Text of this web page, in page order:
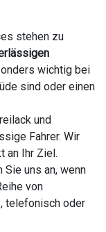
stehen zu
wichtig bei
sind oder einen
und
Fahrer. Wir
an Ihr Ziel.
uns an, wenn
von
telefonisch oder